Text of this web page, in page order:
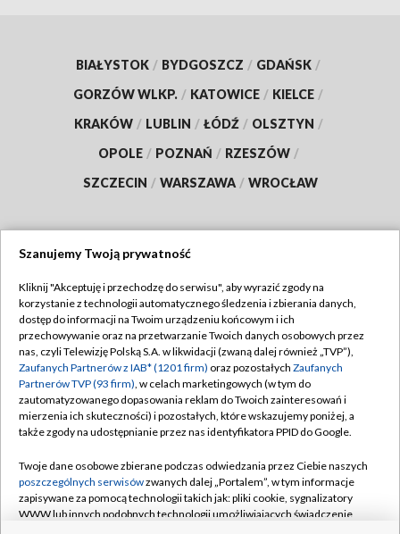
BIAŁYSTOK / BYDGOSZCZ / GDAŃSK /
GORZÓW WLKP. / KATOWICE / KIELCE /
KRAKÓW / LUBLIN / ŁÓDŹ / OLSZTYN /
OPOLE / POZNAŃ / RZESZÓW /
SZCZECIN / WARSZAWA / WROCŁAW
TVP
Abonament TVP
Emisja w TVP
Centrum informacji TVP
Naziemna Telewizja Cyfrowa
Rada Programowa
System NOS
Regulamin TVP
Polityka prywatności
Moje zgody
Pomoc
Kontakt
Szanujemy Twoją prywatność
Kliknij "Akceptuję i przechodzę do serwisu", aby wyrazić zgody na
korzystanie z technologii automatycznego śledzenia i zbierania danych,
dostęp do informacji na Twoim urządzeniu końcowym i ich
przechowywanie oraz na przetwarzanie Twoich danych osobowych przez
nas, czyli Telewizję Polską S.A. w likwidacji (zwaną dalej również „TVP”),
Zaufanych Partnerów z IAB* (1201 firm) oraz pozostałych Zaufanych
Partnerów TVP (93 firm), w celach marketingowych (w tym do
zautomatyzowanego dopasowania reklam do Twoich zainteresowań i
mierzenia ich skuteczności) i pozostałych, które wskazujemy poniżej, a
także zgody na udostępnianie przez nas identyfikatora PPID do Google.
Twoje dane osobowe zbierane podczas odwiedzania przez Ciebie naszych
poszczególnych serwisówzwanych dalej „Portalem”, w tym informacje
zapisywane za pomocą technologii takich jak: pliki cookie, sygnalizatory
WWW lub innych podobnych technologii umożliwiających świadczenie